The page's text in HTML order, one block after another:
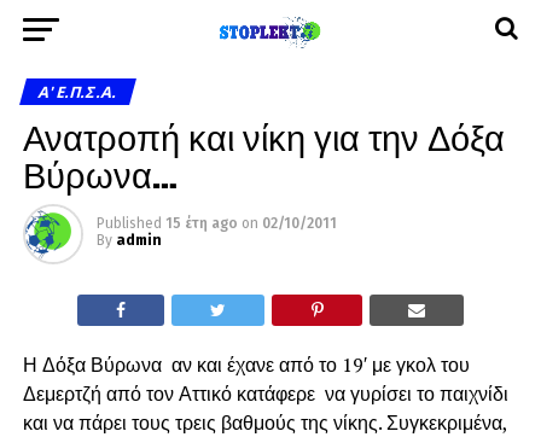
A' Ε.Π.Σ.Α.
Ανατροπή και νίκη για την Δόξα
Βύρωνα…
Published 15 έτη ago on 02/10/2011
By admin
Η Δόξα Βύρωνα αν και έχανε από το 19′ με γκολ του
Δεμερτζή από τον Αττικό κατάφερε να γυρίσει το παιχνίδι
και να πάρει τους τρεις βαθμούς της νίκης. Συγκεκριμένα,